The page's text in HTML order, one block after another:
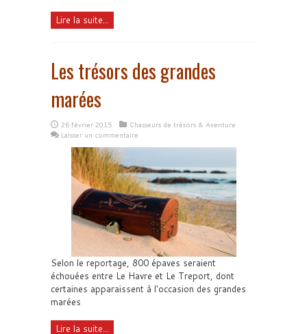
Lire la suite...
Les trésors des grandes
marées
26 février 2015
Chasseurs de trésors & Aventure
Laisser un commentaire
Selon le reportage, 800 épaves seraient
échouées entre Le Havre et Le Treport, dont
certaines apparaissent à l'occasion des grandes
marées
Lire la suite...